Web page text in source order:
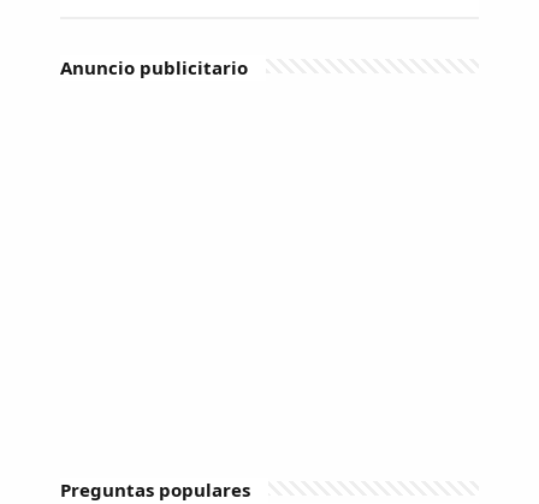
Anuncio publicitario
Preguntas populares